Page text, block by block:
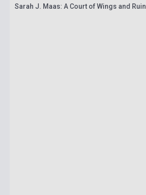
Sarah J. Maas: A Court of Wings and Ruin